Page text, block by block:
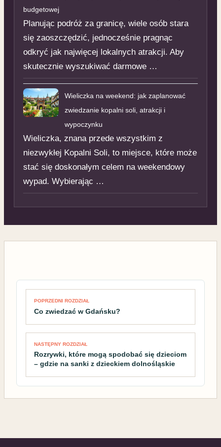
budgetowej
Planując podróż za granicę, wiele osób stara
się zaoszczędzić, jednocześnie pragnąc
odkryć jak najwięcej lokalnych atrakcji. Aby
skutecznie wyszukiwać darmowe …
Wieliczka na weekend: jak zaplanować
zwiedzanie kopalni soli, atrakcji i
wypoczynku
Wieliczka, znana przede wszystkim z
niezwykłej Kopalni Soli, to miejsce, które może
stać się doskonałym celem na weekendowy
wypad. Wybierając …
Nawigacja wpisu
POPRZEDNI ROZDZIAŁ
Co zwiedzać w Gdańsku?
NASTĘPNY ROZDZIAŁ
Rozrywki, które mogą spodobać się dzieciom
– gdzie na sanki z dzieckiem dolnośląskie